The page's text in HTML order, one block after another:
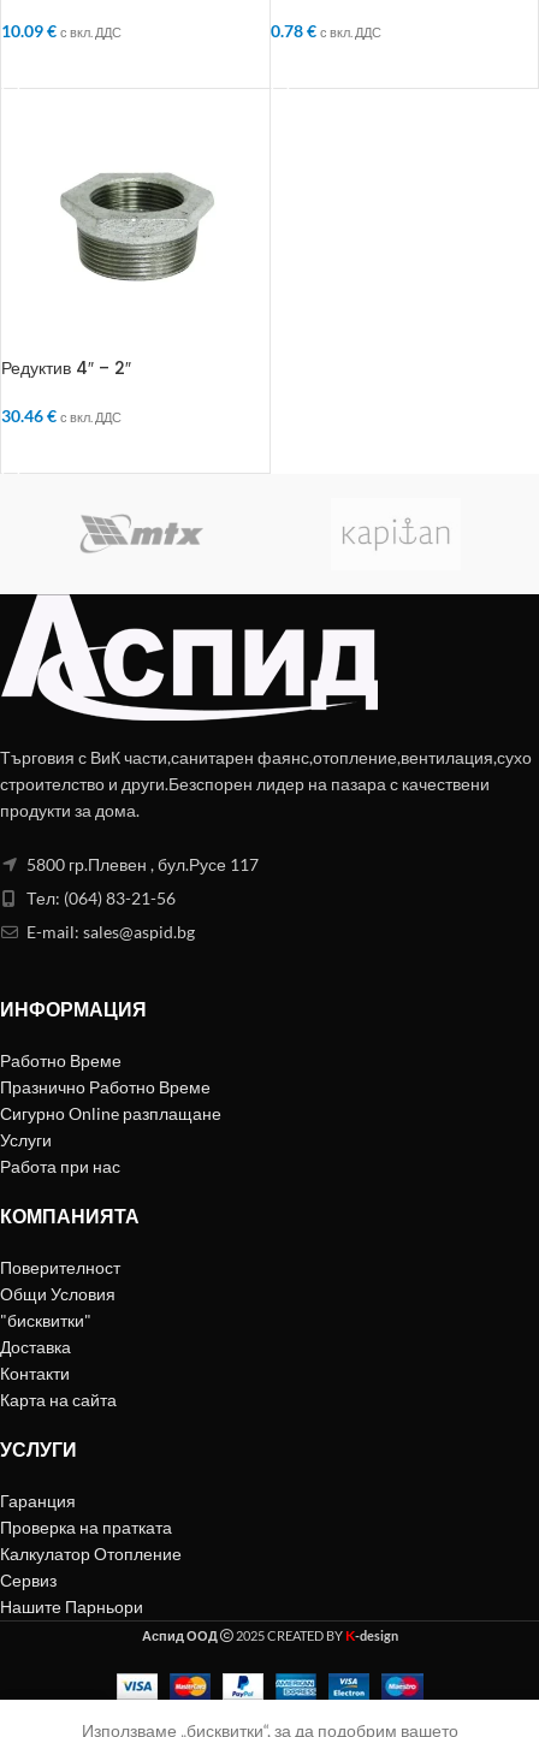
10.09€ с вкл. ДДС 0.78€ с вкл. ДДС
Редуктив 4″ – 2″
30.46€ с вкл. ДДС
Търговия с ВиК части,санитарен фаянс,отопление,вентилация,сухо
строителство и други.Безспорен лидер на пазара с качествени
продукти за дома.
5800 гр.Плевен , бул.Русе 117
Тел: (064) 83-21-56
E-mail: sales@aspid.bg
ИНФОРМАЦИЯ
Работно Време
Празнично Работно Време
Сигурно Online разплащане
Услуги
Работа при нас
КОМПАНИЯТА
Поверителност
Общи Условия
"бисквитки"
Доставка
Контакти
Карта на сайта
УСЛУГИ
Гаранция
Проверка на пратката
Калкулатор Отопление
Сервиз
Нашите Парньори
Аспид ООД 2025 CREATED BY K-design
Използваме „бисквитки“, за да подобрим вашето